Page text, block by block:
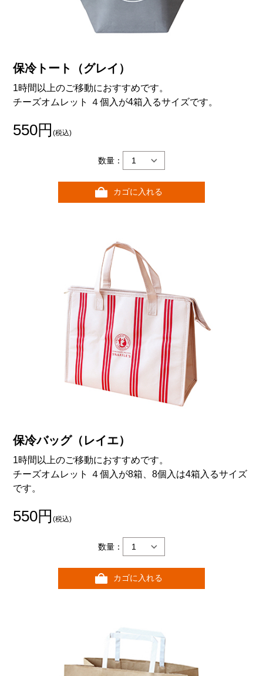
保冷トート（グレイ）
1時間以上のご移動におすすめです。
チーズオムレット ４個入が4箱入るサイズです。
550円(税込)
数量：
カゴに入れる
保冷バッグ（レイエ）
1時間以上のご移動におすすめです。
チーズオムレット ４個入が8箱、8個入は4箱入るサイズ
です。
550円(税込)
数量：
カゴに入れる